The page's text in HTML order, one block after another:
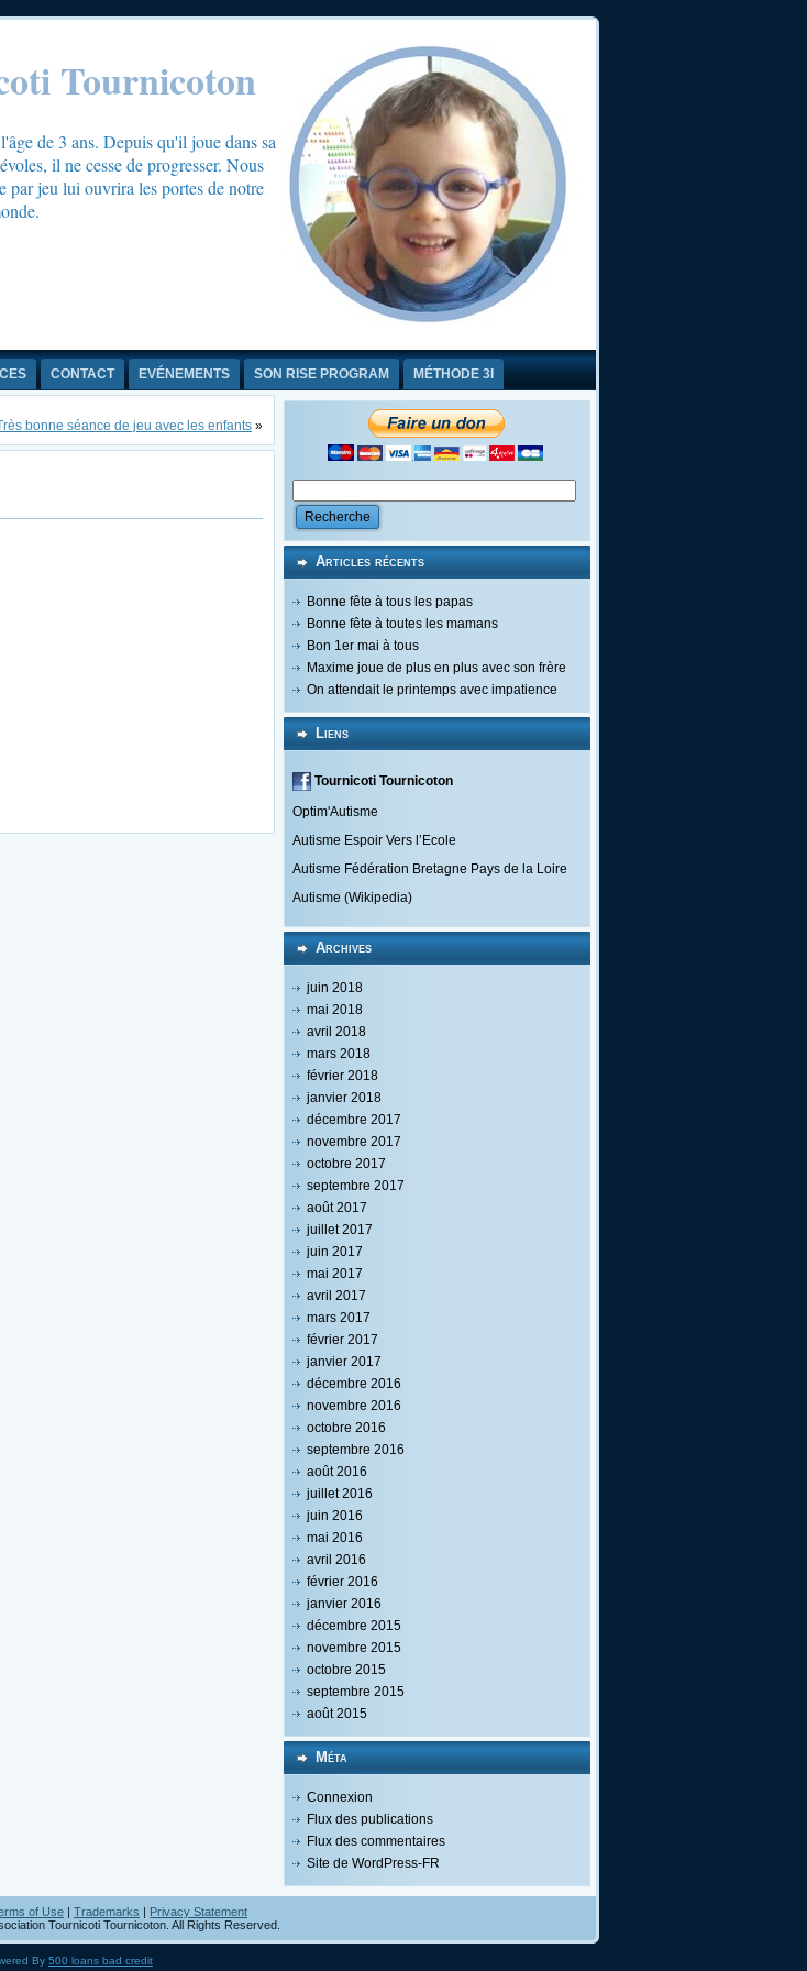
Tournicoton
de 3 ans. Depuis qu'il joue dans sa
il ne cesse de progresser. Nous
par jeu lui ouvrira les portes de notre
CONTACT EVÉNEMENTS SON RISE PROGRAM MÉTHODE 3I
bonne séance de jeu avec les enfants »
Articles récents
Bonne fête à tous les papas
Bonne fête à toutes les mamans
Bon 1er mai à tous
Maxime joue de plus en plus avec son frère
On attendait le printemps avec impatience
Liens
Tournicoti Tournicoton
Optim'Autisme
Autisme Espoir Vers l’Ecole
Autisme Fédération Bretagne Pays de la Loire
Autisme (Wikipedia)
Archives
juin 2018
mai 2018
avril 2018
mars 2018
février 2018
janvier 2018
décembre 2017
novembre 2017
octobre 2017
septembre 2017
août 2017
juillet 2017
juin 2017
mai 2017
avril 2017
mars 2017
février 2017
janvier 2017
décembre 2016
novembre 2016
octobre 2016
septembre 2016
août 2016
juillet 2016
juin 2016
mai 2016
avril 2016
février 2016
janvier 2016
décembre 2015
novembre 2015
octobre 2015
septembre 2015
août 2015
Méta
Connexion
Flux des publications
Flux des commentaires
Site de WordPress-FR
of Use | Trademarks | Privacy Statement
Tournicoti Tournicoton. All Rights Reserved.
By 500 loans bad credit